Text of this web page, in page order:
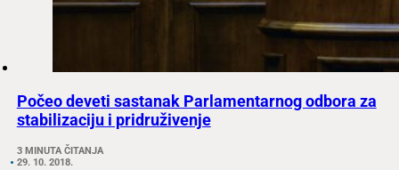
Počeo deveti sastanak Parlamentarnog odbora za
stabilizaciju i pridruživenje
3 MINUTA ČITANJA
29. 10. 2018.